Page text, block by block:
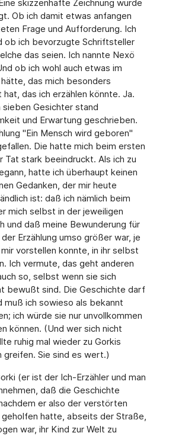
skizzenhafte Zeichnung wurde
Ob ich damit etwas anfangen
Frage und Aufforderung. Ich
ob ich bevorzugte Schriftsteller
das seien. Ich nannte Nexö
ob ich wohl auch etwas im
das mich besonders
das ich erzählen könnte. Ja.
sieben Gesichter stand
und Erwartung geschrieben.
"Ein Mensch wird geboren"
Die hatte mich beim ersten
Tat stark beeindruckt. Als ich zu
hatte ich überhaupt keinen
Gedanken, der mir heute
ist: daß ich nämlich beim
mich selbst in der jeweiligen
und daß meine Bewunderung für
Erzählung umso größer war, je
vorstellen konnte, in ihr selbst
Ich vermute, das geht anderen
so, selbst wenn sie sich
bewußt sind. Die Geschichte darf
muß ich sowieso als bekannt
ich würde sie nur unvollkommen
können. (Und wer sich nicht
ruhig mal wieder zu Gorkis
greifen. Sie sind es wert.)
(er ist der Ich-Erzähler und man
daß die Geschichte
er also der verstörten
geholfen hatte, abseits der Straße,
war, ihr Kind zur Welt zu